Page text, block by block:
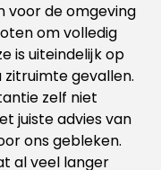
voor de omgeving
om volledig
is uiteindelijk op
gevallen.
zelf niet
juiste advies van
ons gebleken.
al veel langer